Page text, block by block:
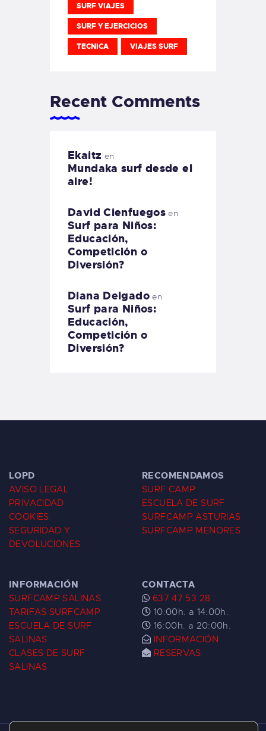
SURF VIAJES
SURF Y EJERCICIOS
TECNICA VIAJES SURF
Recent Comments
Ekaitz en
Mundaka surf desde el
aire!
David Cienfuegos en
Surf para Niños:
Educación,
Competición o
Diversión?
Diana Delgadoen
Surf para Niños:
Educación,
Competición o
Diversión?
LOPD
AVISO LEGAL
PRIVACIDAD
COOKIES
SEGURIDAD Y
DEVOLUCIONES
RECOMENDAMOS
SURF CAMP
ESCUELA DE SURF
SURFCAMP ASTURIAS
SURFCAMP MENORES
INFORMACIÓN
SURFCAMP SALINAS
TARIFAS SURFCAMP
ESCUELA DE SURF
SALINAS
CLASES DE SURF
SALINAS
CONTACTA
637 47 53 28
10:00h. a 14:00h.
16:00h. a 20:00h.
INFORMACIÓN
RESERVAS